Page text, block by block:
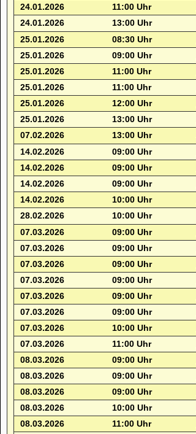
24.01.2026
11:00 Uhr
24.01.2026
13:00 Uhr
25.01.2026 08:30 Uhr
25.01.2026
09:00 Uhr
25.01.2026
11:00 Uhr
25.01.2026
11:00 Uhr
25.01.2026
12:00 Uhr
25.01.2026
13:00 Uhr
07.02.2026
13:00 Uhr
14.02.2026 09:00 Uhr
14.02.2026
09:00 Uhr
14.02.2026
09:00 Uhr
14.02.2026
10:00 Uhr
28.02.2026
10:00 Uhr
07.03.2026 09:00 Uhr
07.03.2026
09:00 Uhr
07.03.2026
09:00 Uhr
07.03.2026
09:00 Uhr
07.03.2026
09:00 Uhr
07.03.2026
09:00 Uhr
07.03.2026
10:00 Uhr
07.03.2026
11:00 Uhr
08.03.2026
09:00 Uhr
08.03.2026
09:00 Uhr
08.03.2026
09:00 Uhr
08.03.2026
10:00 Uhr
08.03.2026
11:00 Uhr